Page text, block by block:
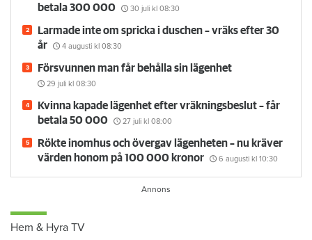
betala 300 000
30 juli kl 08:30
Larmade inte om spricka i duschen – vräks efter 30
år
4 augusti kl 08:30
Försvunnen man får behålla sin lägenhet
29 juli kl 08:30
Kvinna kapade lägenhet efter vräkningsbeslut – får
betala 50 000
27 juli kl 08:00
Rökte inomhus och övergav lägenheten – nu kräver
värden honom på 100 000 kronor
6 augusti kl 10:30
Hem & Hyra TV